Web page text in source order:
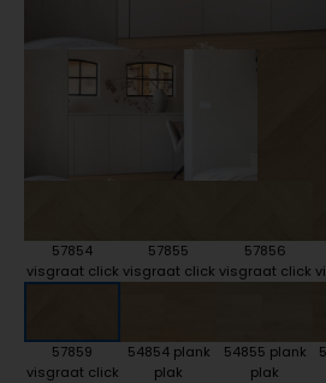
57854
visgraat click
57855
visgraat click
57856
visgraat click
57859
visgraat click
54854 plank
plak
54855 plank
plak